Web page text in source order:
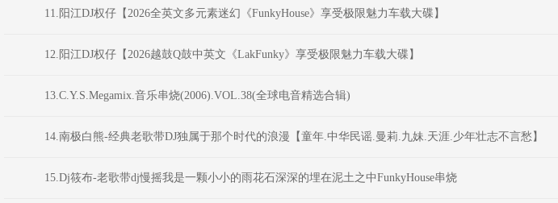
11.阳江DJ权仔【2026全英文多元素迷幻《FunkyHouse》享受极限魅力车载大碟】
12.阳江DJ权仔【2026越鼓Q鼓中英文《LakFunky》享受极限魅力车载大碟】
13.C.Y.S.Megamix.音乐串烧(2006).VOL.38(全球电音精选合辑)
14.南极白熊-经典老歌带DJ独属于那个时代的浪漫【童年.中华民谣.曼莉.九妹.天涯.少年壮志不言愁】
15.Dj筱布-老歌带dj慢摇我是一颗小小的雨花石深深的埋在泥土之中FunkyHouse串烧